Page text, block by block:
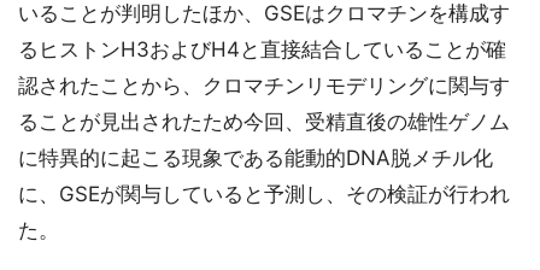
いることが判明したほか、GSEはクロマチンを構成す
るヒストンH3およびH4と直接結合していることが確
認されたことから、クロマチンリモデリングに関与す
ることが見出されたため今回、受精直後の雄性ゲノム
に特異的に起こる現象である能動的DNA脱メチル化
に、GSEが関与していると予測し、その検証が行われ
た。